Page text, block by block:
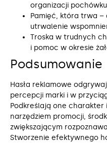
organizacji
Pamięć, która trwa –
utrwalenie
Troska w trudnych
i pomoc w okresie
Podsumowanie
Hasła reklamowe
percepcji marki i w
Podkreślają one charakter
narzędziem promocji,
zwiększającym
Stworzenie efektywnego